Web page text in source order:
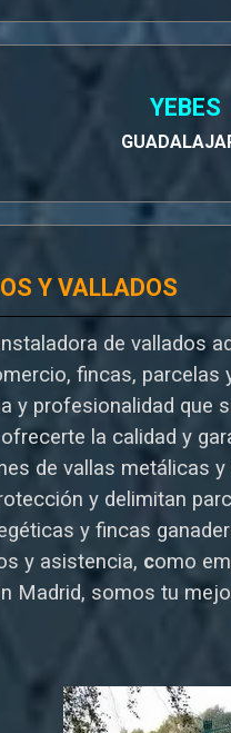
YEBES
Y VALLADOS
de vallados
fincas, parcelas
y profesionalidad que
la calidad y
de vallas metálicas
y delimitan
y fincas
y asistencia, como
Madrid, somos tu